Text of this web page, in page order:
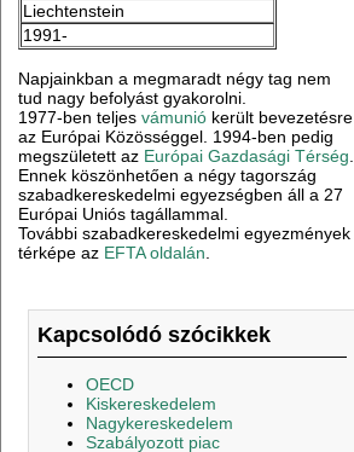
Liechtenstein
1991-
Napjainkban a megmaradt négy tag nem
tud nagy befolyást gyakorolni.
1977-ben teljesvámunió került bevezetésre
az Európai Közösséggel. 1994-ben pedig
megszületett az Európai Gazdasági Térség
Ennek köszönhetően a négy tagország
szabadkereskedelmi egyezségben áll a 27
Európai Uniós tagállammal.
További szabadkereskedelmi egyezmények
térképe az EFTA oldalán
Kapcsolódó szócikkek
OECD
Kiskereskedelem
Nagykereskedelem
Szabályozott piac